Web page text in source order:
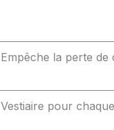
Empêche la perte de
Vestiaire pour